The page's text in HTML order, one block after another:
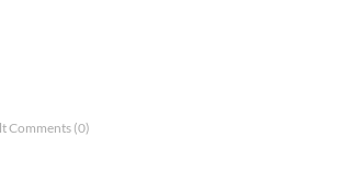
Comments (0)